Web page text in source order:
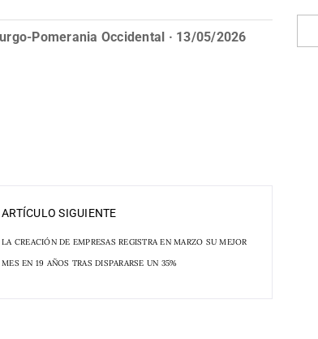
Pomerania Occidental · 13/05/2026
ARTÍCULO SIGUIENTE
LA CREACIÓN DE EMPRESAS REGISTRA EN MARZO SU MEJOR
MES EN 19 AÑOS TRAS DISPARARSE UN 35%